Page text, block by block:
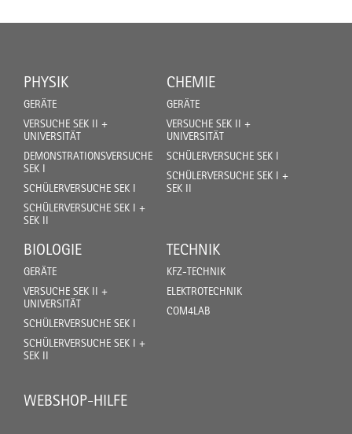
PHYSIK
GERÄTE
VERSUCHE SEK II +
UNIVERSITÄT
DEMONSTRATIONSVERSUCHE
SEK I
SCHÜLERVERSUCHE SEK I
SCHÜLERVERSUCHE SEK I +
SEK II
CHEMIE
GERÄTE
VERSUCHE SEK II +
UNIVERSITÄT
SCHÜLERVERSUCHE SEK I
SCHÜLERVERSUCHE SEK I +
SEK II
BIOLOGIE
GERÄTE
VERSUCHE SEK II +
UNIVERSITÄT
SCHÜLERVERSUCHE SEK I
SCHÜLERVERSUCHE SEK I +
SEK II
TECHNIK
KFZ-TECHNIK
ELEKTROTECHNIK
COM4LAB
WEBSHOP-HILFE